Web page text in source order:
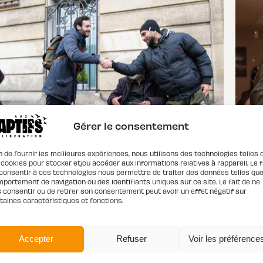
Gérer le consentement
de fournir les meilleures expériences, nous utilisons des technologies telles
pour stocker et/ou accéder aux informations relatives à l'appareil. Le
à ces technologies nous permettra de traiter des données telles
de navigation ou des identifiants uniques sur ce site. Le fait de ne
consentir ou de retirer son consentement peut avoir un effet négatif sur
caractéristiques et fonctions.
Accepter Refuser Voir les
NUES. MARS 2026